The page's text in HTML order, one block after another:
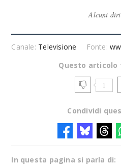
Alcuni
Canale: Televisione Fonte:
Questo articolo
1
Condividi
In questa pagina si parla di: